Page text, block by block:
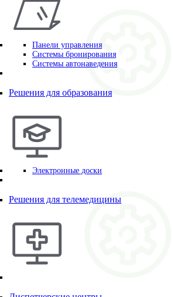
Панели управления
Системы бронирования
Системы автонаведения
Решения для образования
Электронные доски
Решения для телемедицины